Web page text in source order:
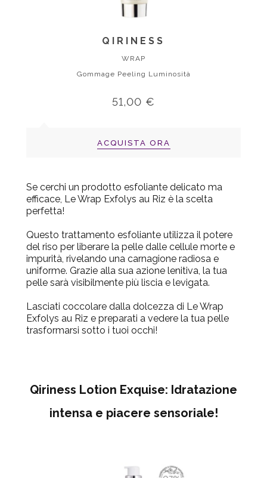
QIRINESS
WRAP
Gommage Peeling Luminosità
51,00 €
ACQUISTA ORA
Se cerchi un prodotto esfoliante delicato ma
efficace, Le Wrap Exfolys au Riz è la scelta
perfetta!
Questo trattamento esfoliante utilizza il potere
del riso per liberare la pelle dalle cellule morte e
impurità, rivelando una carnagione radiosa e
uniforme. Grazie alla sua azione lenitiva, la tua
pelle sarà visibilmente più liscia e levigata.
Lasciati coccolare dalla dolcezza di Le Wrap
Exfolys au Riz e preparati a vedere la tua pelle
trasformarsi sotto i tuoi occhi!
Qiriness Lotion Exquise: Idratazione
intensa e piacere sensoriale!